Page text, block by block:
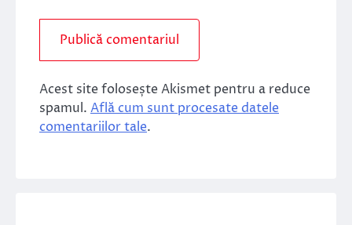
Acest site folosește Akismet pentru a reduce
spamul. Află cum sunt procesate datele
comentariilor tale.